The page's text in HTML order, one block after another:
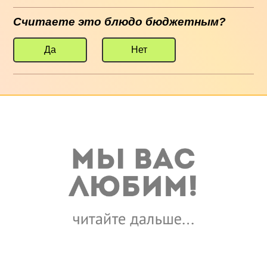
Считаете это блюдо бюджетным?
Да Нет